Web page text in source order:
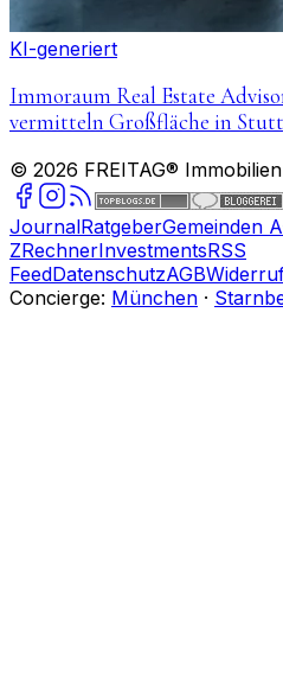
KI-generiert
Immoraum Real Estate
vermitteln Großfläche in
© 2026 FREITAG®
JournalRatgeberGemeinden
ZRechnerInvestmentsRSS
FeedDatenschutzAGB
Concierge: München ·